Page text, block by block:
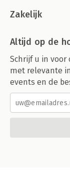
Zakelijk
Altijd op de
Schrijf u in
met relevante
events en de